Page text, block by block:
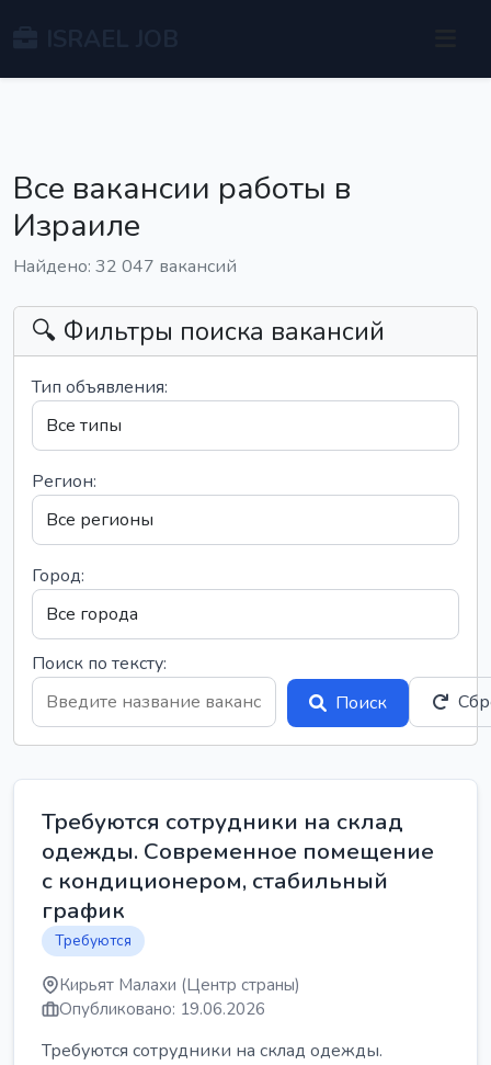
Все вакансии работы в
Израиле
Найдено: 32 047 вакансий
🔍 Фильтры поиска вакансий
Тип объявления:
Регион:
Город:
Поиск по тексту:
Поиск
Требуются сотрудники на склад
одежды. Современное помещение
с кондиционером, стабильный
график
Требуются
Кирьят Малахи (Центр страны)
Опубликовано: 19.06.2026
Требуются сотрудники на склад одежды.